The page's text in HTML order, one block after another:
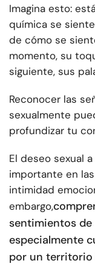
Imagina esto:
química se
de cómo se
momento, su
siguiente, sus
Reconocer las
sexualmente
profundizar tu
El deseo sexual
importante en
intimidad
embargo,
sentimientos de
especialmente
por un territorio